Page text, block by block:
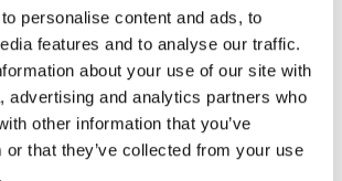
personalise content and ads, to
features and to analyse our traffic.
about your use of our site with
advertising and analytics partners who
other information that you’ve
or that they’ve collected from your use